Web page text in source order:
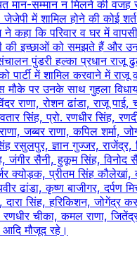
मान-सम्मान न मिलने की वजह से
में शामिल होने की कोई
ने कहा कि परिवार व घर में
की इच्छाओं को समझते हैं और
पुंडरी हल्का प्रधान राजू
में शामिल करवाने में राजू
मौके पर उनके साथ गुहला
राणा, रोशन ढांडा, राजू पाई,
सिंह, प्रो. रणधीर सिंह,
जब्बर राणा, कपिल शर्मा,
रसुलपुर, ज्ञान गुज्जर,
जंगीर सैनी, हुकूम सिंह, विनोद
क्योड़क, प्रीतम सिंह कौलेखां,
ढांडा, कृष्ण बाजीगर, दर्पण
दारा सिंह, हरिकिशन, जोगेंद्र
रणधीर चीका, कमल राणा,
मौजूद रहे।